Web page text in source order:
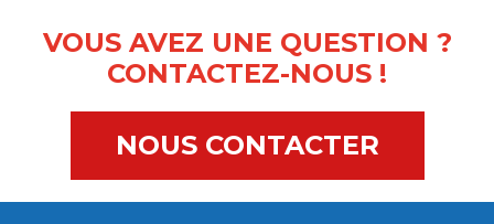
VOUS AVEZ UNE QUESTION ?
CONTACTEZ-NOUS !
NOUS CONTACTER